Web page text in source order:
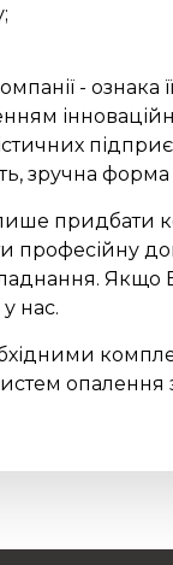
- ознака
зручна
придбати
нас.